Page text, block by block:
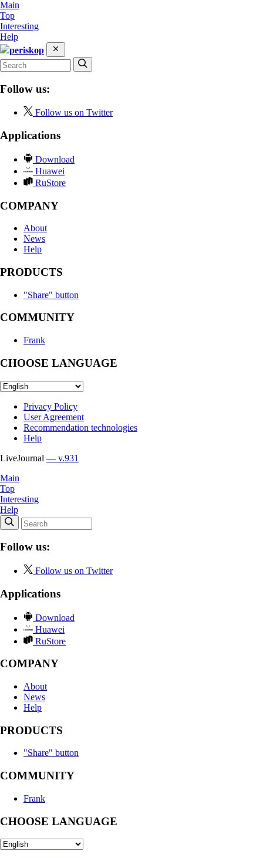
Main
Top
Interesting
Help
periskop
Follow us:
Follow us on Twitter
Applications
Download
Huawei
RuStore
COMPANY
About
News
Help
PRODUCTS
"Share" button
COMMUNITY
Frank
CHOOSE LANGUAGE
Privacy Policy
User Agreement
Recommendation technologies
Help
LiveJournal — v.931
Main
Top
Interesting
Help
Follow us:
Follow us on Twitter
Applications
Download
Huawei
RuStore
COMPANY
About
News
Help
PRODUCTS
"Share" button
COMMUNITY
Frank
CHOOSE LANGUAGE